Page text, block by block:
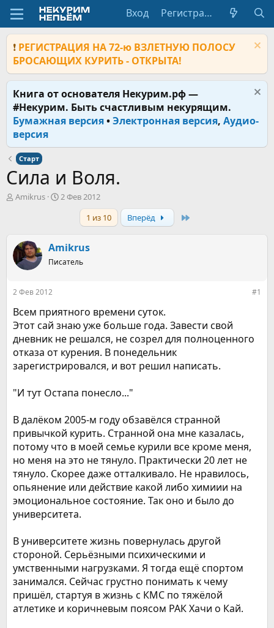
Вход Регистрация
❗ РЕГИСТРАЦИЯ НА 72-ю ВЗЛЕТНУЮ ПОЛОСУ
БРОСАЮЩИХ КУРИТЬ - ОТКРЫТА!
Книга от основателя Некурим.рф —
#Некурим. Быть счастливым некурящим.
Бумажная версия•Электронная версия, Аудио-
версия
Старт
Сила и Воля.
А
т
е
Amikrus
Д
а
ч
2 Фев 2012
1 из 10
Вперёд
Amikrus
Писатель
2 Фев 2012 #1
Всем приятного времени суток.
Этот сай знаю уже больше года. Завести свой
дневник не решался, не созрел для полноценного
отказа от курения. В понедельник
зарегистрировался, и вот решил написать.
"И тут Остапа понесло..."
В далёком 2005-м году обзавёлся странной
привычкой курить. Странной она мне казалась,
потому что в моей семье курили все кроме меня,
но меня на это не тянуло. Практически 20 лет не
тянуло. Скорее даже отталкивало. Не нравилось,
опьянение или действие какой либо химиии на
эмоциональное состояние. Так оно и было до
университета.
В университете жизнь повернулась другой
стороной. Серьёзными психическими и
умственными нагрузками. Я тогда ещё спортом
занимался. Сейчас грустно понимать к чему
пришёл, стартуя в жизнь с КМС по тяжёлой
атлетике и коричневым поясом РАК Хачи о Кай.